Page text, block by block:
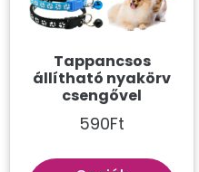
Tappancsos
állítható nyakörv
csengővel
590Ft
Macskaajtó
Macskatorony
Nyakörvek